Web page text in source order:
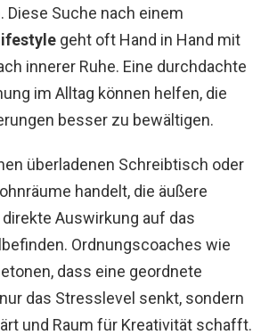
Diese Suche nach einem
geht oft Hand in Hand mit
innerer Ruhe. Eine durchdachte
im Alltag können helfen, die
besser zu bewältigen.
überladenen Schreibtisch oder
handelt, die äußere
Auswirkung auf das
Ordnungscoaches wie
dass eine geordnete
das Stresslevel senkt, sondern
und Raum für Kreativität schafft.